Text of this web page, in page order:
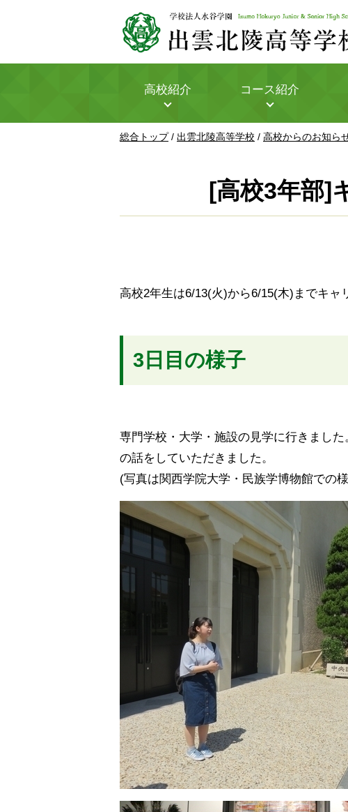
高校紹介 コース紹介
現
総合トップ/ 出雲北陵高等学校 / 高校からのお知ら
[高校3年部]
高校2年生は6/13(火)から6/15(木)までキャ
3日目の様子
専門学校・大学・施設の見学に行きまし
の話をしていただきました。
(写真は関西学院大学・民族学博物館での